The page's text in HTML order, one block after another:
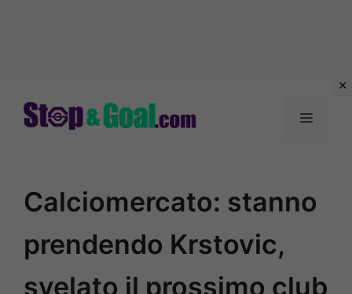
Menu
Calciomercato: stanno
prendendo Krstovic,
svelato il prossimo club